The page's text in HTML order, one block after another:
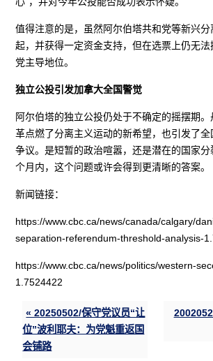
值得注意的是，虽然阿尔伯塔共和党等新兴
起，并获得一定资金支持，但在选票上仍无
党主导地位。
独立公投引发加拿大全国警觉
阿尔伯塔的独立公投仍处于不确定的摇摆期。
革点燃了分离主义运动的新希望，也引发了
争议。是短暂的政治喧嚣，还是潜在的国家
个月内，这个问题或许会得到更清晰的答案。
新闻链接：
https://www.cbc.ca/news/canada/calgary/
separation-referendum-threshold-analysis-
https://www.cbc.ca/news/politics/western-
1.7524422
« 20250502/保守党议员“让
位”波利耶夫：为党魁重返国
会铺路